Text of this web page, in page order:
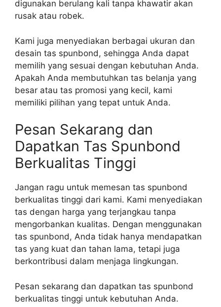
digunakan berulang kali tanpa khawatir akan
rusak atau robek.
Kami juga menyediakan berbagai ukuran dan
desain tas spunbond, sehingga Anda dapat
memilih yang sesuai dengan kebutuhan Anda.
Apakah Anda membutuhkan tas belanja yang
besar atau tas promosi yang kecil, kami
memiliki pilihan yang tepat untuk Anda.
Pesan Sekarang dan
Dapatkan Tas Spunbond
Berkualitas Tinggi
Jangan ragu untuk memesan tas spunbond
berkualitas tinggi dari kami. Kami menyediakan
tas dengan harga yang terjangkau tanpa
mengorbankan kualitas. Dengan menggunakan
tas spunbond, Anda tidak hanya mendapatkan
tas yang kuat dan tahan lama, tetapi juga
berkontribusi dalam menjaga lingkungan.
Pesan sekarang dan dapatkan tas spunbond
berkualitas tinggi untuk kebutuhan Anda.